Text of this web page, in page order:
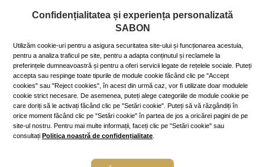
exfolianți chimici, cum ar fi alfa hidroxiacizi (AHA) pentru a
dizolva celulele moarte ale pielii.
Aplică scrubul înainte de șamponare:aplicarea acestuia pe un
scalp uscat sau ușor umed poate ajuta exfoliantul să acționeze
mai eficient.
Secționează-ți părul:împarte părul în secțiuni, pentru a te
asigura că aplici scrubul uniform pe întregul scalp.
Aplică scrubul prin masaj:masează ușor o cantitate mică de
scrub pe scalp, folosind vârful degetelor. Începe de la frunte și
continuă spre ceafă. Folosește mișcări circulare blânde.
Confidențialitatea și experiența personalizată
SABON
Utilizăm cookie-uri pentru a asigura securitatea site-ului și funcționarea acestuia,
pentru a analiza traficul pe site, pentru a adapta conținutul și reclamele la
preferințele dumneavoastră și pentru a oferi servicii legate de rețelele sociale. Puteți
accepta sau respinge toate tipurile de module cookie făcând clic pe "Accept
cookies" sau "Reject cookies", în acest din urmă caz, vor fi utilizate doar modulele
cookie strict necesare. De asemenea, puteți alege categoriile de module cookie pe
care doriți să le activați făcând clic pe "Setări cookie". Puteți să vă răzgândiți în
orice moment făcând clic pe "Setări cookie" în partea de jos a oricărei pagini de pe
site-ul nostru. Pentru mai multe informații, faceți clic pe "Setări cookie" sau
consultați Politica noastră de confidențialitate